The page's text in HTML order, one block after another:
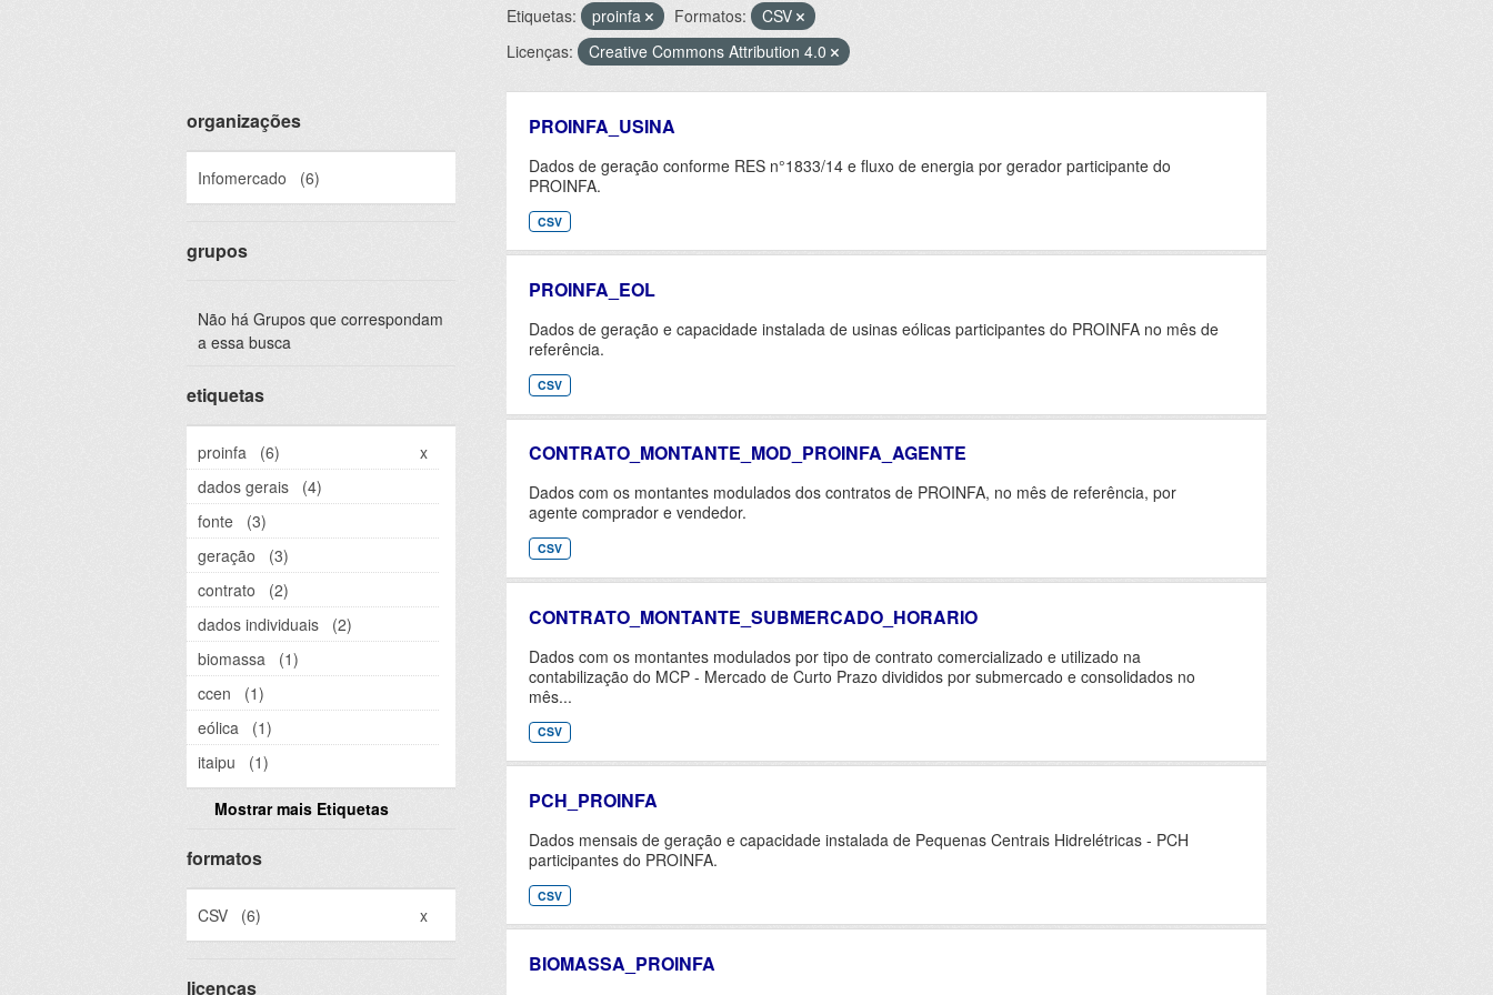
organizações
Infomercado (6)
grupos
Não há Grupos que correspondam
a essa busca
etiquetas
proinfa (6)
x
dados gerais
(4)
fonte
(3)
geração
(3)
contrato
(2)
dados individuais
(2)
biomassa
(1)
ccen
(1)
eólica
(1)
itaipu
(1)
Mostrar mais Etiquetas
formatos
CSV (6) x
licenças
Etiquetas: proinfa Formatos:
CSV
Licenças:
Creative Commons Attribution 4.0
PROINFA_USINA
Dados de geração conforme RES n°1833/14 e fluxo de energia por gerador participante do
PROINFA.
CSV
PROINFA_EOL
Dados de geração e capacidade instalada de usinas eólicas participantes do PROINFA no mês de
referência.
CSV
CONTRATO_MONTANTE_MOD_PROINFA_AGENTE
Dados com os montantes modulados dos contratos de PROINFA, no mês de referência, por
agente comprador e vendedor.
CSV
CONTRATO_MONTANTE_SUBMERCADO_HORARIO
Dados com os montantes modulados por tipo de contrato comercializado e utilizado na
contabilização do MCP - Mercado de Curto Prazo divididos por submercado e consolidados no
mês...
CSV
PCH_PROINFA
Dados mensais de geração e capacidade instalada de Pequenas Centrais Hidrelétricas - PCH
participantes do PROINFA.
CSV
BIOMASSA_PROINFA